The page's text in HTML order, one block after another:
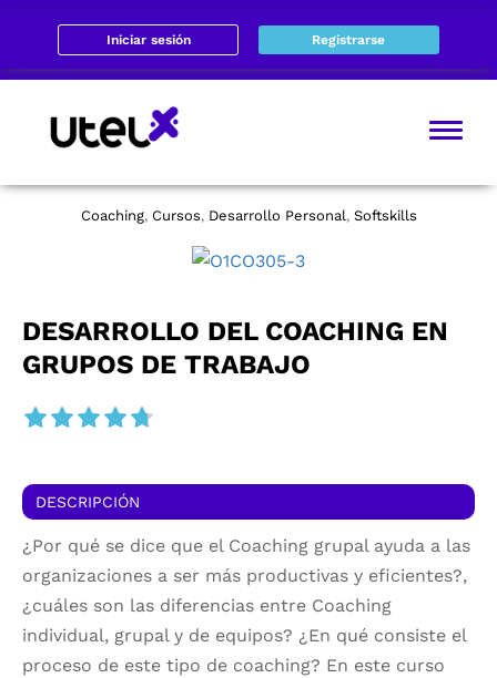
Iniciar sesión Registrarse
Coaching, Cursos, Desarrollo Personal, Softskills
DESARROLLO DEL COACHING EN
GRUPOS DE TRABAJO
DESCRIPCIÓN
¿Por qué se dice que el Coaching grupal ayuda a las
organizaciones a ser más productivas y eficientes?,
¿cuáles son las diferencias entre Coaching
individual, grupal y de equipos? ¿En qué consiste el
proceso de este tipo de coaching? En este curso